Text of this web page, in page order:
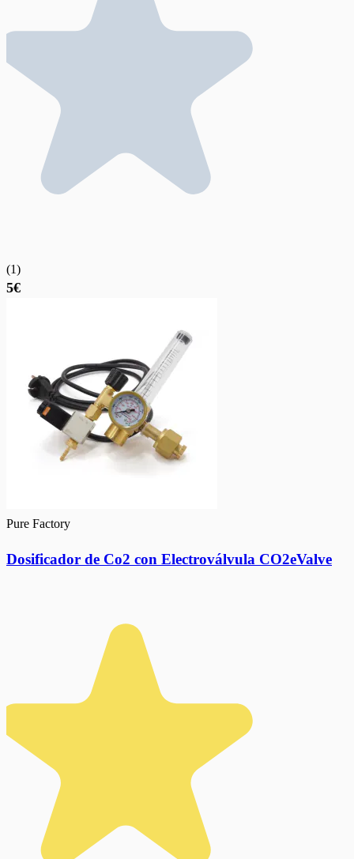
(1)
5€
Pure Factory
Dosificador de Co2 con Electroválvula CO2eValve